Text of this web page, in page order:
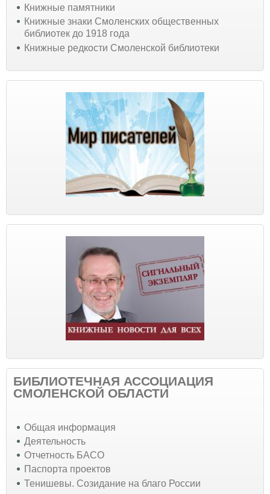
Книжные памятники
Книжные знаки Смоленских общественных
библиотек до 1918 года
Книжные редкости Смоленской библиотеки
БИБЛИОТЕЧНАЯ АССОЦИАЦИЯ
СМОЛЕНСКОЙ ОБЛАСТИ
Общая информация
Деятельность
Отчетность БАСО
Паспорта проектов
Тенишевы. Созидание на благо России